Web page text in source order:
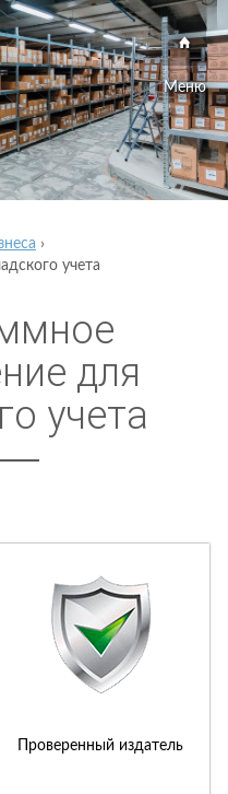
Меню
›
учета
для
учета
Проверенный издатель